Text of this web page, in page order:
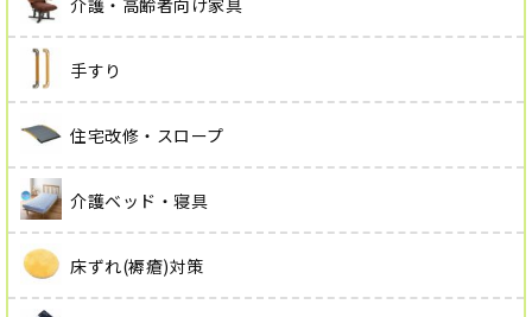
手すり
住宅改修・スロープ
介護ベッド・寝具
床ずれ(褥瘡)対策